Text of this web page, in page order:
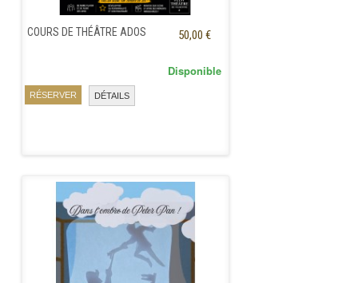
COURS DE THÉÂTRE ADOS 50,00 €
RÉSERVER DÉTAILS
Disponible